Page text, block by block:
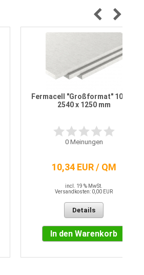
Fermacell "Großformat" 10 mm
2540 x 1250 mm
0Meinungen
10,34 EUR / QM
incl. 19 % MwSt.
Versandkosten: 0,00 EUR
Details
In den Warenkorb